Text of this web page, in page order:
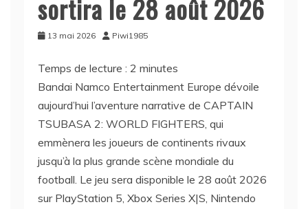
sortira le 28 août 2026
13 mai 2026 Piwi1985
Temps de lecture : 2 minutes
Bandai Namco Entertainment Europe dévoile
aujourd’hui l’aventure narrative de CAPTAIN
TSUBASA 2: WORLD FIGHTERS, qui
emmènera les joueurs de continents rivaux
jusqu’à la plus grande scène mondiale du
football. Le jeu sera disponible le 28 août 2026
sur PlayStation 5, Xbox Series X|S, Nintendo